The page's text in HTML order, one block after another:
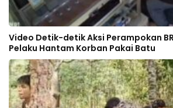
Video Detik-detik Aksi Perampokan
Pelaku Hantam Korban Pakai Batu